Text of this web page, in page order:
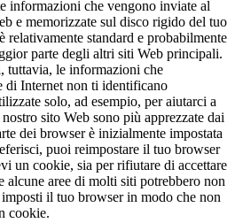
informazioni che vengono inviate al
e memorizzate sul disco rigido del tuo
relativamente standard e probabilmente
parte degli altri siti Web principali.
tuttavia, le informazioni che
di Internet non ti identificano
solo, ad esempio, per aiutarci a
sito Web sono più apprezzate dai
dei browser è inizialmente impostata
puoi reimpostare il tuo browser
un cookie, sia per rifiutare di accettare
alcune aree di molti siti potrebbero non
il tuo browser in modo che non
cookie.